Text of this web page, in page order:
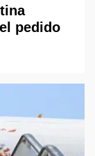
pedido